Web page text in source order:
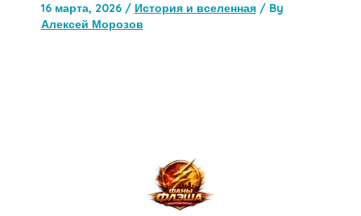
16 марта, 2026 / История и вселенная/ By
Алексей Морозов